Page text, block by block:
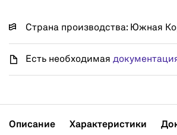
Страна производства: Южная
Есть необходимая
Описание Характеристики